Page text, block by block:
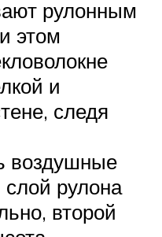
рулонным
этом
и
следя
воздушные
рулона
второй